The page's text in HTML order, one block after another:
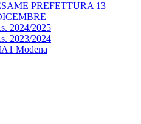
PREFETTURA 13
2024/2025
2023/2024
Modena